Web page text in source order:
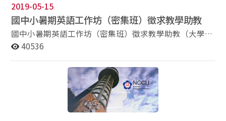
Graduate or alumni of below NCCU Departments: 1.
Department of Arabic Language and Culture 2.
Department of Turkish Language and Culture 3.
Department of Slavic Languages & Literatures Please
jill_hsu@asus.com (Jill Hsu / ASUS International
Recruiting Team)
2019-05-15
國中小暑期英語工作坊（密集班）徵求教學助教
國中小暑期英語工作坊（密集班）徵求教學助教（大學
部、研究所在學生、畢業生皆可） 陳超明老師目前正在
集班（桃園五週、高雄四週），希望徵求政大學生（大學
部、研究所不拘）來帶小朋友。 工作時間都是週一到週
五8:00-16:00， 上午由學校的老師上課，大學生在旁邊幫
忙並準備下午課程， 下午由大學生，帶活動、遊戲來複習
老師上午的課程。 在暑期密集班開始之前， 會辦理師
40536